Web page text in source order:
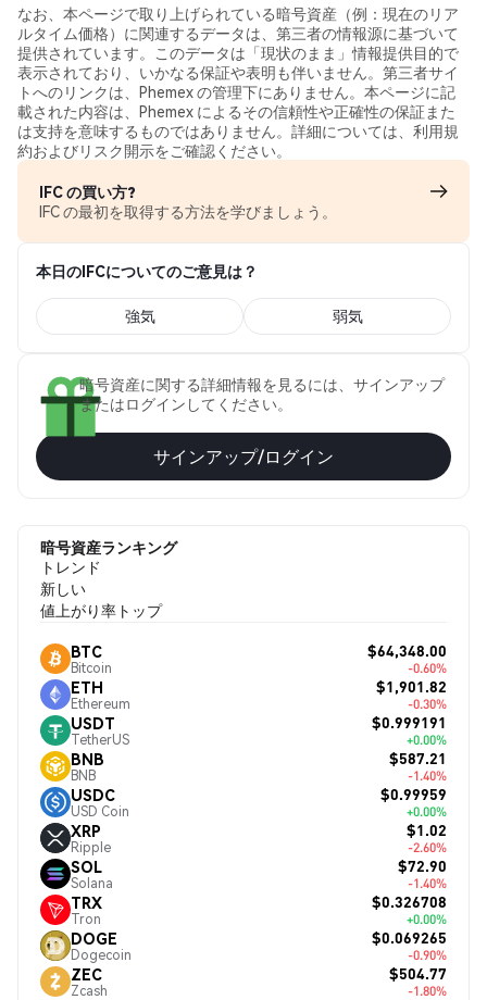
なお、本ページで取り上げられている暗号資産（例：現在のリア
ルタイム価格）に関連するデータは、第三者の情報源に基づいて
提供されています。このデータは「現状のまま」情報提供目的で
表示されており、いかなる保証や表明も伴いません。第三者サイ
トへのリンクは、Phemex の管理下にありません。本ページに記
載された内容は、Phemex によるその信頼性や正確性の保証また
は支持を意味するものではありません。詳細については、利用規
約およびリスク開示をご確認ください。
IFC の買い方?
IFC の最初を取得する方法を学びましょう。
本日のIFCについてのご意見は？
強気 弱気
暗号資産に関する詳細情報を見るには、サインアップ
またはログインしてください。
サインアップ/ログイン
暗号資産ランキング
トレンド
新しい
値上がり率トップ
BTC
Bitcoin
$64,348.00
-0.60%
ETH
Ethereum
$1,901.82
-0.30%
USDT
TetherUS
$0.999191
+0.00%
BNB
BNB
$587.21
-1.40%
USDC
USD Coin
$0.99959
+0.00%
XRP
Ripple
$1.02
-2.60%
SOL
Solana
$72.90
-1.40%
TRX
Tron
$0.326708
+0.00%
DOGE
Dogecoin
$0.069265
-0.90%
ZEC
Zcash
$504.77
-1.80%